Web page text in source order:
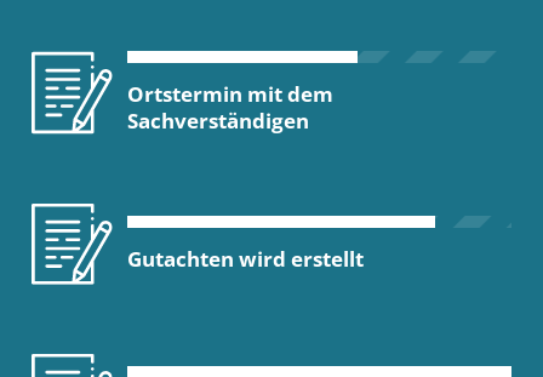
Ortstermin mit dem
Sachverständigen
Gutachten wird erstellt